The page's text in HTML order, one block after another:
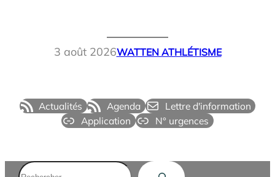
3 août 2026WATTEN ATHLÉTISME
Actualités Agenda
Lettre d'information
Application
N° urgences
Rechercher